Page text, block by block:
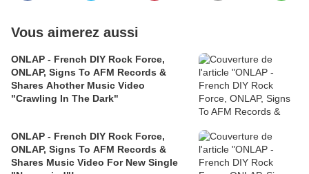
Vous aimerez aussi
ONLAP - French DIY Rock Force,
ONLAP, Signs To AFM Records &
Shares Ahother Music Video
"Crawling In The Dark"
ONLAP - French DIY Rock Force,
ONLAP, Signs To AFM Records &
Shares Music Video For New Single